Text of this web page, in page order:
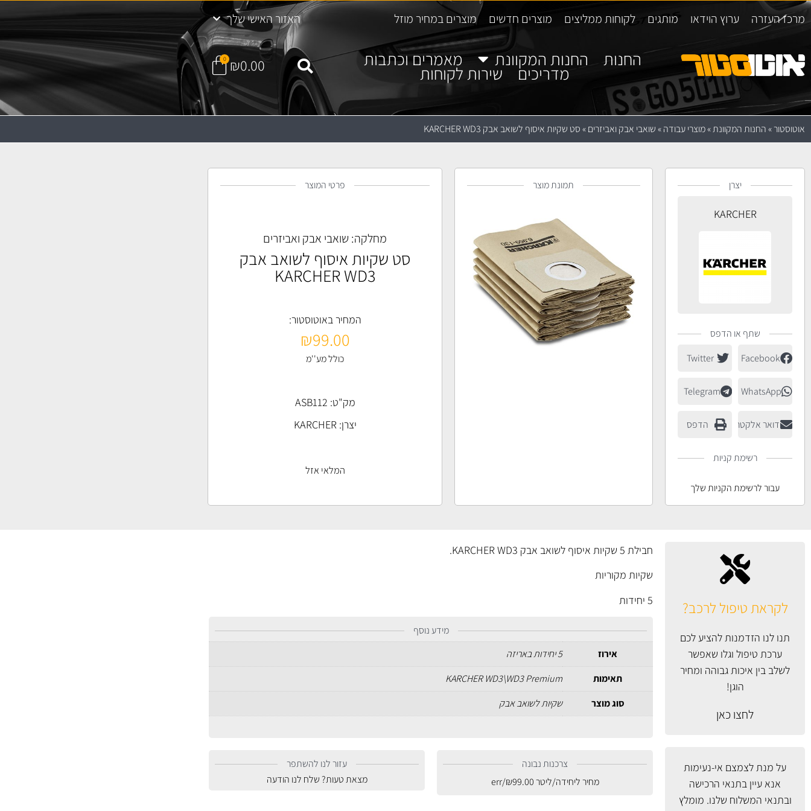
מרכז העזרה ערוץ הוידאו מותגים לקוחות ממליצים מוצרים חדשים מוצרים במחיר מוזל האזור האישי שלך
החנות החנות המקוונת מאמרים וכתבות
מדריכים שירות לקוחות ₪0.00
0
אוטוסטור»החנות המקוונת»מוצרי עבודה»שואבי אבק ואביזרים»סט שקיות איסוף לשואב אבק KARCHER WD3
יצרן
KARCHER
שתף או הדפס
Facebook
Twitter
WhatsApp
Telegram
דואר אלקטרוני הדפס
רשימת קניות
עבור לרשימת הקניות שלך
תמונת מוצר פרטי המוצר
מחלקה: שואבי אבק ואביזרים
סט שקיות איסוף לשואב אבק
KARCHER WD3
המחיר באוטוסטור:
₪99.00
כולל מע''מ
מק"ט: ASB112
יצרן:KARCHER
המלאי אזל
לקראת טיפול לרכב?
תנו לנו הזדמנות להציע לכם
ערכת טיפול וגלו שאפשר
לשלב בין איכות גבוהה ומחיר
הוגן!
לחצו כאן
על מנת לצמצם אי-נעימות
אנא עיין בתנאי הרכישה
ובתנאי המשלוח שלנו. מומלץ
חבילת 5 שקיות איסוף לשואב אבק KARCHER WD3.
שקיות מקוריות
5 יחידות
מידע נוסף
אירוז
5 יחידות באריזה
תאימות
KARCHER WD3\WD3 Premium
סוג מוצר
שקיות לשואב אבק
צרכנות נבונה
מחיר ליחידה/ליטר
₪99.00
/err
עזור לנו להשתפר
מצאת טעות? שלח לנו הודעה